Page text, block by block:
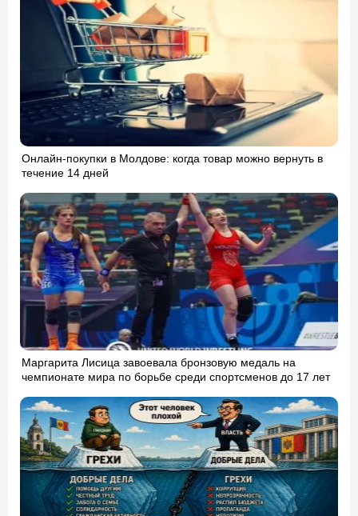
Онлайн-покупки в Молдове: когда товар можно вернуть в
течение 14 дней
Маргарита Лисица завоевала бронзовую медаль на
чемпионате мира по борьбе среди спортсменов до 17 лет